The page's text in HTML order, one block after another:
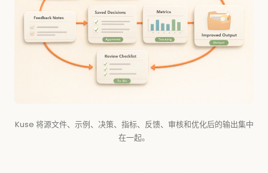
Kuse 将源文件、示例、决策、指标、反馈、审核和优化后的输出集中
在一起。